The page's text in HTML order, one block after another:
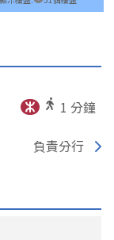
1 分鐘
負責分行